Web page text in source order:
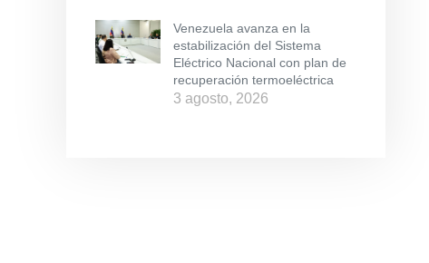
Venezuela avanza en la
estabilización del Sistema
Eléctrico Nacional con plan de
recuperación termoeléctrica
3 agosto, 2026